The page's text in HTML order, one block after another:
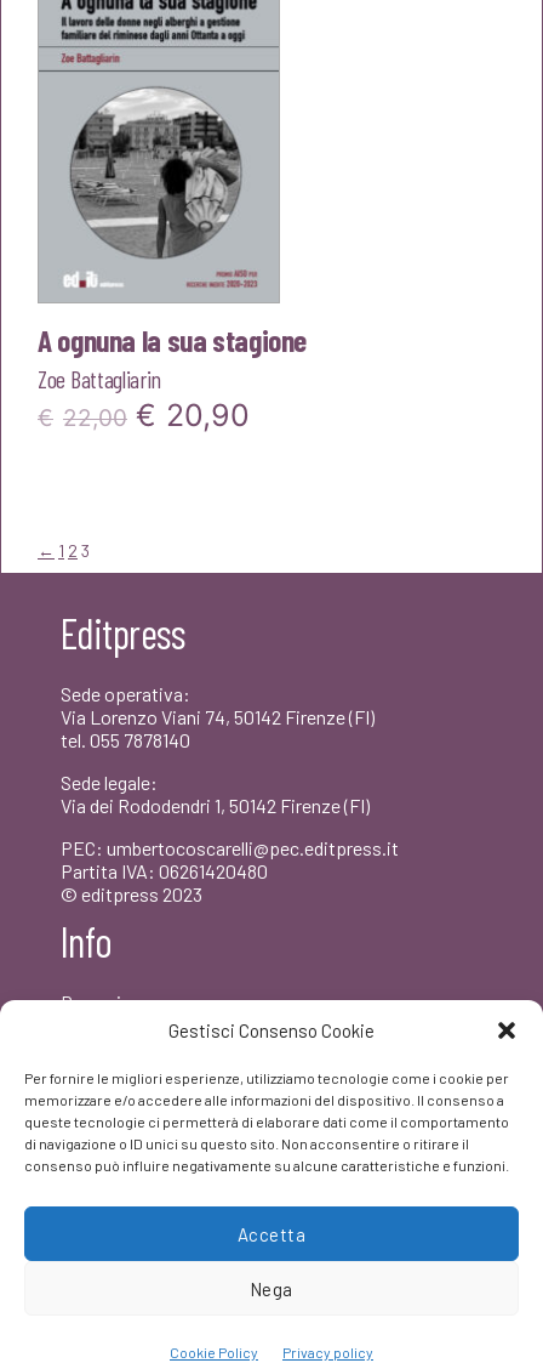
Gestisci Consenso Cookie
Per fornire le migliori esperienze, utilizziamo tecnologie come i cookie per
memorizzare e/o accedere alle informazioni del dispositivo. Il consenso a
queste tecnologie ci permetterà di elaborare dati come il comportamento
di navigazione o ID unici su questo sito. Non acconsentire o ritirare il
consenso può influire negativamente su alcune caratteristiche e funzioni.
Accetta
Nega
Cookie Policy Privacy policy
A ognuna la sua stagione
Zoe Battagliarin
€ 22,00 Il
€ 20,90
← 1 2 3
Editpress
Sede operativa:
Via Lorenzo Viani 74, 50142 Firenze (FI)
tel. 055 7878140
Sede legale:
Via dei Rododendri 1, 50142 Firenze (FI)
PEC: umbertocoscarelli@pec.editpress.it
Partita IVA: 06261420480
© editpress 2023
Info
Dove siamo
Privacy policy
FAQ
Facebook